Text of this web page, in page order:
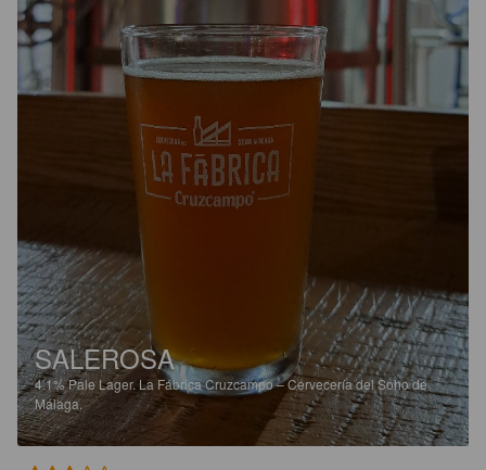
SALEROSA
4.1%Pale Lager. La Fábrica Cruzcampo – Cervecería del Soho de
Málaga.